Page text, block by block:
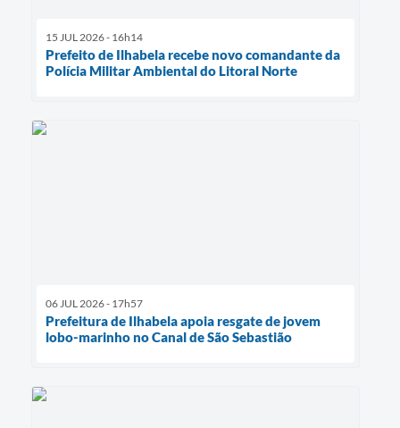
15 JUL 2026 - 16h14
Prefeito de Ilhabela recebe novo comandante da
Polícia Militar Ambiental do Litoral Norte
06 JUL 2026 - 17h57
Prefeitura de Ilhabela apoia resgate de jovem
lobo-marinho no Canal de São Sebastião